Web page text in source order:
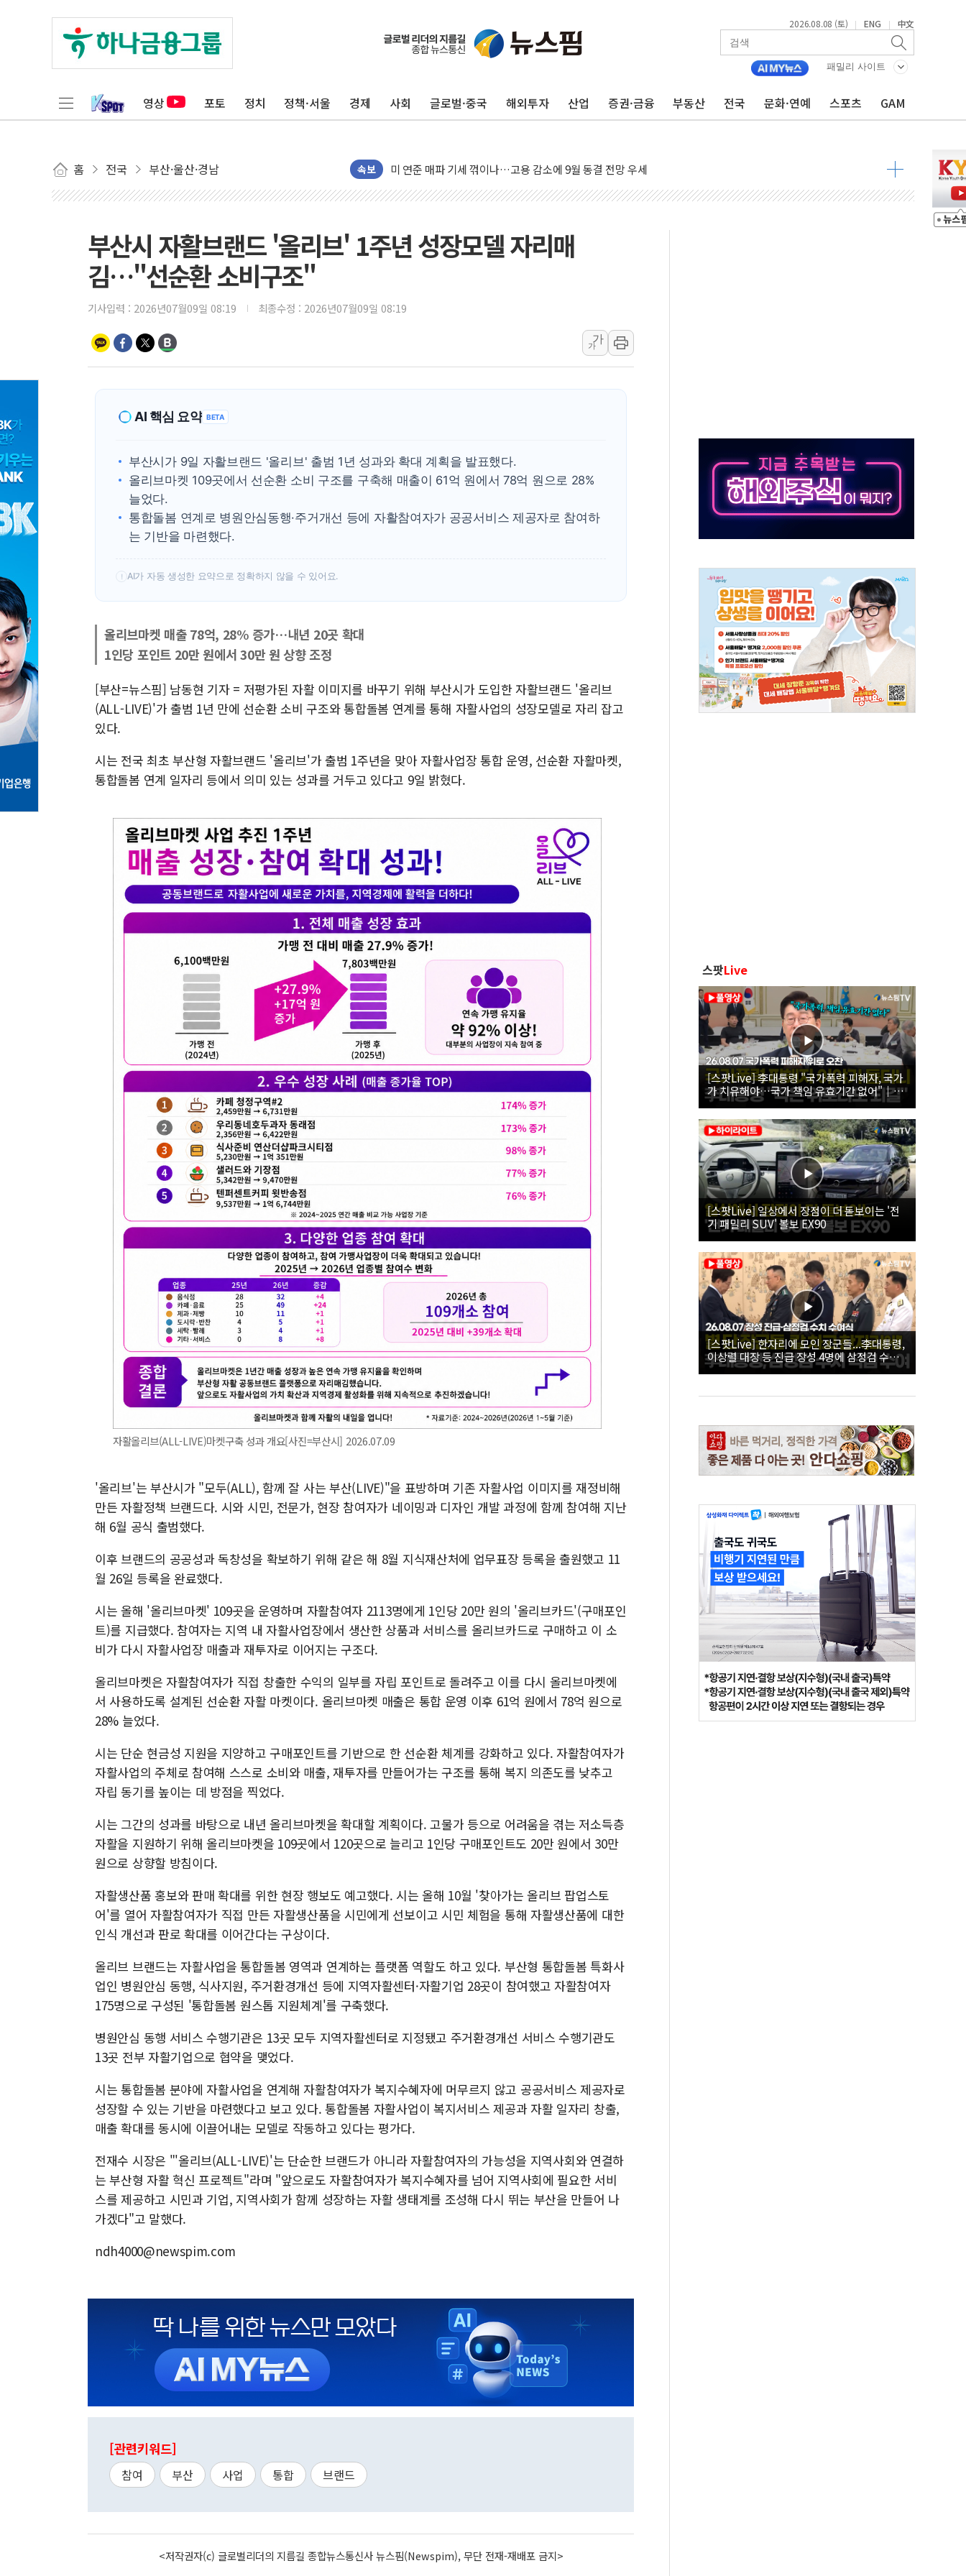
2026.08.08 (토) | ENG | 中文
패밀리 사이트
영상 포토 정치 정책·서울 경제 사회 글로벌·중국 해외투자 산업 증권·금융 부동산 전국 문화·연예 스포츠 GAM
홈 전국 부산·울산·경남 속보
트럼프, 쿡 연준 이사 해임 재추진…"26일까지 의혹 소명" 요구
미 연준 매파 기세 꺾이나…고용 감소에 9월 동결 전망 우세
[종합] 이슬람 수니파 3국, '공동방위협정' 체결… 이스라엘·이란 위협에 맞설 자체 억지력 강화
美 항소법원, 백악관 무도회장 공사 중단 명령…트럼프 제동
이란 핵심 원유 수출항 '하르그섬', 최근 1주일 이상 '올스톱'… 美 해상봉쇄 영향
[종합] 美 7월 고용 2만3000명 감소 '쇼크'…9월 금리 인상 기대 후퇴
[사진] 이슬람 수니파 3개국, 공동방위협정 체결
李 "해남 태양광, 대한민국 다음 100년 밑거름…수도권 집중 완화 전환점"
李 대통령, '6시간 마라톤 부동산 2차 회의' 주재… "전폭적 공급 확대·속도전 총력"
트럼프, 中 겨냥 폴리실리콘 관세 15% 부과…美 태양광주 급등
부산시 자활브랜드 '올리브' 1주년 성장모델 자리매
김…"선순환 소비구조"
기사입력 : 2026년07월09일 08:19 최종수정 : 2026년07월09일 08:19
가
가
AI 핵심 요약 BETA
부산시가 9일 자활브랜드 '올리브' 출범 1년 성과와 확대 계획을 발표했다.
올리브마켓 109곳에서 선순환 소비 구조를 구축해 매출이 61억 원에서 78억 원으로 28%
늘었다.
통합돌봄 연계로 병원안심동행·주거개선 등에 자활참여자가 공공서비스 제공자로 참여하
는 기반을 마련했다.
! AI가 자동 생성한 요약으로 정확하지 않을 수 있어요.
올리브마켓 매출 78억, 28% 증가…내년 20곳 확대
1인당 포인트 20만 원에서 30만 원 상향 조정
[부산=뉴스핌] 남동현 기자 = 저평가된 자활 이미지를 바꾸기 위해 부산시가 도입한 자활브랜드 '올리브
(ALL-LIVE)'가 출범 1년 만에 선순환 소비 구조와 통합돌봄 연계를 통해 자활사업의 성장모델로 자리 잡고
있다.
시는 전국 최초 부산형 자활브랜드 '올리브'가 출범 1주년을 맞아 자활사업장 통합 운영, 선순환 자활마켓,
통합돌봄 연계 일자리 등에서 의미 있는 성과를 거두고 있다고 9일 밝혔다.
자활올리브(ALL-LIVE)마켓구축 성과 개요[사진=부산시] 2026.07.09
'올리브'는 부산시가 "모두(ALL), 함께 잘 사는 부산(LIVE)"을 표방하며 기존 자활사업 이미지를 재정비해
만든 자활정책 브랜드다. 시와 시민, 전문가, 현장 참여자가 네이밍과 디자인 개발 과정에 함께 참여해 지난
해 6월 공식 출범했다.
이후 브랜드의 공공성과 독창성을 확보하기 위해 같은 해 8월 지식재산처에 업무표장 등록을 출원했고 11
월 26일 등록을 완료했다.
시는 올해 '올리브마켓' 109곳을 운영하며 자활참여자 2113명에게 1인당 20만 원의 '올리브카드'(구매포인
트)를 지급했다. 참여자는 지역 내 자활사업장에서 생산한 상품과 서비스를 올리브카드로 구매하고 이 소
비가 다시 자활사업장 매출과 재투자로 이어지는 구조다.
올리브마켓은 자활참여자가 직접 창출한 수익의 일부를 자립 포인트로 돌려주고 이를 다시 올리브마켓에
서 사용하도록 설계된 선순환 자활 마켓이다. 올리브마켓 매출은 통합 운영 이후 61억 원에서 78억 원으로
28% 늘었다.
시는 단순 현금성 지원을 지양하고 구매포인트를 기반으로 한 선순환 체계를 강화하고 있다. 자활참여자가
자활사업의 주체로 참여해 스스로 소비와 매출, 재투자를 만들어가는 구조를 통해 복지 의존도를 낮추고
자립 동기를 높이는 데 방점을 찍었다.
시는 그간의 성과를 바탕으로 내년 올리브마켓을 확대할 계획이다. 고물가 등으로 어려움을 겪는 저소득층
자활을 지원하기 위해 올리브마켓을 109곳에서 120곳으로 늘리고 1인당 구매포인트도 20만 원에서 30만
원으로 상향할 방침이다.
자활생산품 홍보와 판매 확대를 위한 현장 행보도 예고했다. 시는 올해 10월 '찾아가는 올리브 팝업스토
어'를 열어 자활참여자가 직접 만든 자활생산품을 시민에게 선보이고 시민 체험을 통해 자활생산품에 대한
인식 개선과 판로 확대를 이어간다는 구상이다.
올리브 브랜드는 자활사업을 통합돌봄 영역과 연계하는 플랫폼 역할도 하고 있다. 부산형 통합돌봄 특화사
업인 병원안심 동행, 식사지원, 주거환경개선 등에 지역자활센터·자활기업 28곳이 참여했고 자활참여자
175명으로 구성된 '통합돌봄 원스톱 지원체계'를 구축했다.
병원안심 동행 서비스 수행기관은 13곳 모두 지역자활센터로 지정됐고 주거환경개선 서비스 수행기관도
13곳 전부 자활기업으로 협약을 맺었다.
시는 통합돌봄 분야에 자활사업을 연계해 자활참여자가 복지수혜자에 머무르지 않고 공공서비스 제공자로
성장할 수 있는 기반을 마련했다고 보고 있다. 통합돌봄 자활사업이 복지서비스 제공과 자활 일자리 창출,
매출 확대를 동시에 이끌어내는 모델로 작동하고 있다는 평가다.
전재수 시장은 "'올리브(ALL-LIVE)'는 단순한 브랜드가 아니라 자활참여자의 가능성을 지역사회와 연결하
는 부산형 자활 혁신 프로젝트"라며 "앞으로도 자활참여자가 복지수혜자를 넘어 지역사회에 필요한 서비
스를 제공하고 시민과 기업, 지역사회가 함께 성장하는 자활 생태계를 조성해 다시 뛰는 부산을 만들어 나
가겠다"고 말했다.
ndh4000@newspim.com
[관련키워드]
참여 부산 사업 통합 브랜드
<저작권자(c) 글로벌리더의 지름길 종합뉴스통신사 뉴스핌(Newspim), 무단 전재-재배포 금지>
스팟Live
[스팟Live] 李대통령 "국가폭력 피해자, 국가
가 치유해야…국가 책임 유효기간 없어"｜
26.08.07 국가폭력 피해자 위로 오찬
[스팟Live] 일상에서 장점이 더 돋보이는 '전
기 패밀리 SUV' 볼보 EX90
[스팟Live] 한자리에 모인 장군들...李대통령,
이상렬 대장 등 진급 장성 4명에 삼정검 수치
직접 수여｜26.08.07 장성 진급·삼정검 수치